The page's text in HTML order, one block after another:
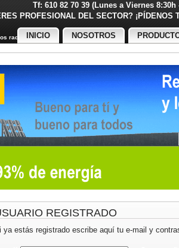
Tf: 610 82 70 39 (Lunes a Viernes
PROFESIONAL DEL SECTOR?
radiactivos
INICIO NOSOTROS
REGISTRADO
ya estás registrado escribe aquí tu e-mail y